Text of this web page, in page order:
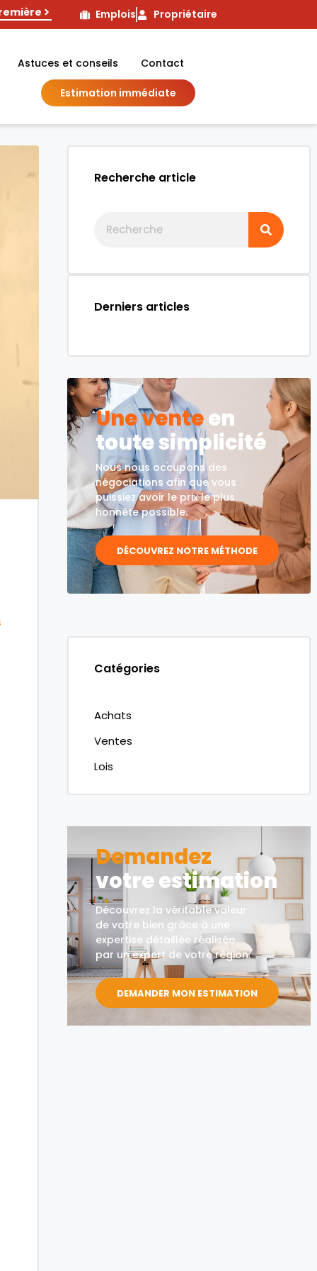
Emplois Propriétaire
Astuces et conseils Contact
Estimation immédiate
Recherche article
Derniers articles
Une venteen
toute simplicité
Nous nous occupons des
négociations afin que vous
puissiez avoir le prix le plus
honnête possible.
DÉCOUVREZ NOTRE MÉTHODE
Catégories
Achats
Ventes
Lois
Demandez
votre estimation
Découvrez la véritable valeur
de votre bien grâce à une
expertise détaillée réalisée
par un expert de votre région.
DEMANDER MON ESTIMATION